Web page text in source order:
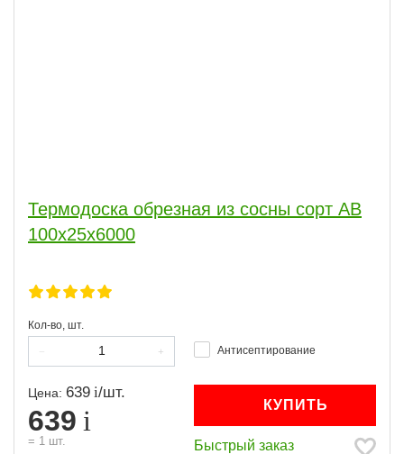
Термодоска обрезная из сосны сорт АВ
100x25x6000
Кол-во, шт.
Антисептирование
Цена: 639 /шт.
639
= 1 шт.
КУПИТЬ
Быстрый заказ